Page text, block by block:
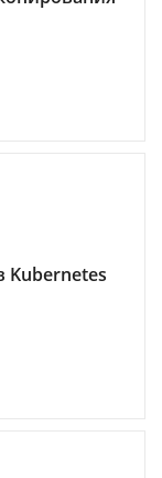
Kubernetes